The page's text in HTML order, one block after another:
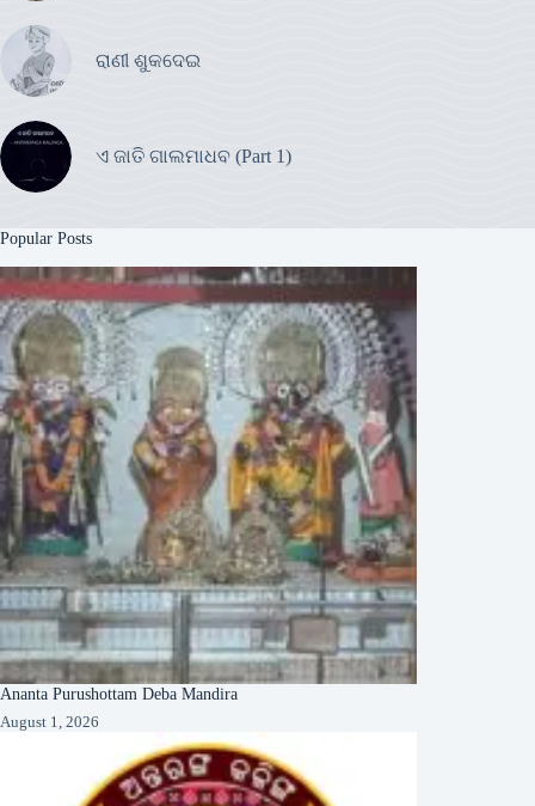
ରାଣୀ ଶୁକଦେଇ
ଏ ଜାତି ଗାଲମାଧବ (Part 1)
Popular Posts
Ananta Purushottam Deba Mandira
August 1, 2026